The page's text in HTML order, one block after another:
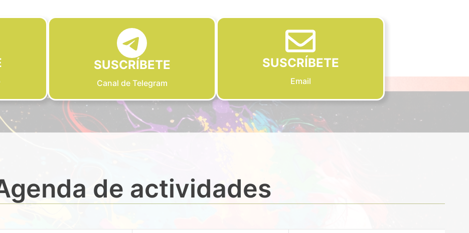
SUSCRÍBETE
Canal de Telegram
SUSCRÍBETE
Email
de actividades